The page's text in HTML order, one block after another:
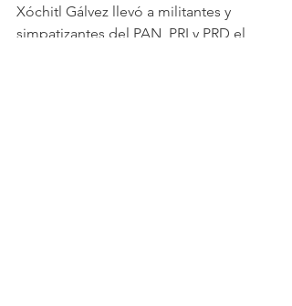
Xóchitl Gálvez llevó a militantes y
simpatizantes del PAN, PRI y PRD el